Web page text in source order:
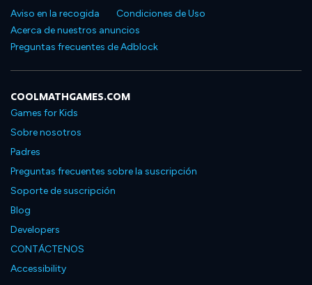
Aviso en la recogida
Condiciones de Uso
Acerca de nuestros anuncios
Preguntas frecuentes de Adblock
COOLMATHGAMES.COM
Games for Kids
Sobre nosotros
Padres
Preguntas frecuentes sobre la suscripción
Soporte de suscripción
Blog
Developers
CONTÁCTENOS
Accessibility